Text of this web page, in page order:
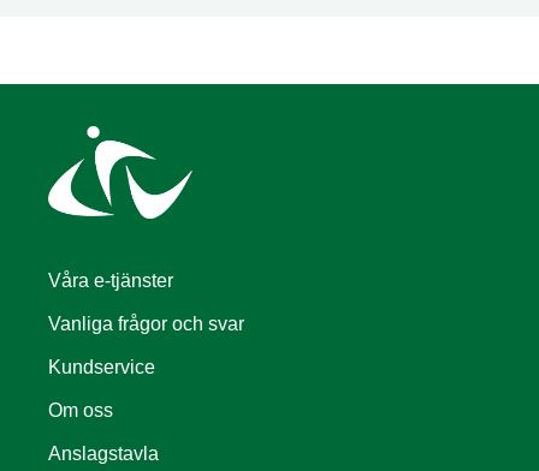
Våra e-tjänster
Vanliga frågor och svar
Kundservice
Om oss
Anslagstavla